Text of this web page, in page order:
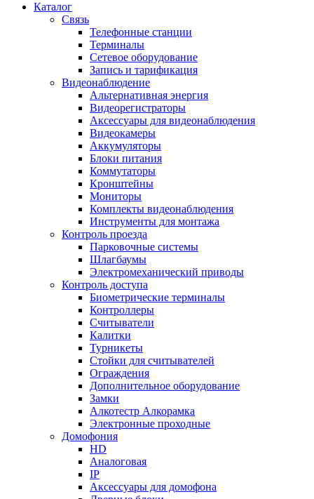
Каталог
Связь
Телефонные станции
Терминалы
Сетевое оборудование
Запись и тарификация
Видеонаблюдение
Альтернативная энергия
Видеорегистраторы
Аксессуары для видеонаблюдения
Видеокамеры
Аккумуляторы
Блоки питания
Коммутаторы
Кронштейны
Мониторы
Комплекты видеонаблюдения
Инструменты для монтажа
Контроль проезда
Парковочные системы
Шлагбаумы
Электромеханический приводы
Контроль доступа
Биометрические терминалы
Контроллеры
Считыватели
Калитки
Турникеты
Стойки для считывателей
Ограждения
Дополнительное оборудование
Замки
Алкотестр Алкорамка
Электронные проходные
Домофония
HD
Аналоговая
IP
Аксессуары для домофона